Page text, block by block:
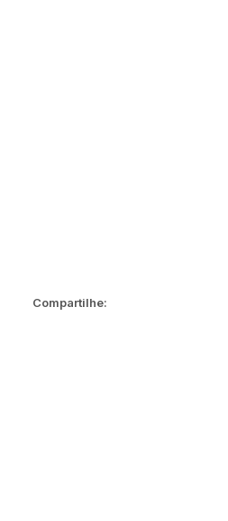
Compartilhe: